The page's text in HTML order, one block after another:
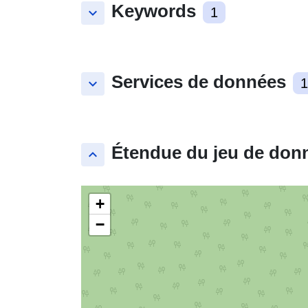
keyboard_arrow_down Keywords 1
keyboard_arrow_down Services de données 1
keyboard_arrow_up Étendue du jeu de
+
−